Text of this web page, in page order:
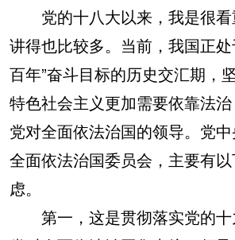
党的十八大以来，我是很看
讲得也比较多。当前，我国正
百年”奋斗目标的历史交汇期，
特色社会主义更加需要依靠法
党对全面依法治国的领导。党
全面依法治国委员会，主要有
虑。
第一，这是贯彻落实党的